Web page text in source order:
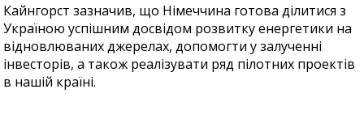
Кайнгорст зазначив, що Німеччина готова ділитися з
Україною успішним досвідом розвитку енергетики на
відновлюваних джерелах, допомогти у залученні
інвесторів, а також реалізувати ряд пілотних проектів
в нашій країні.